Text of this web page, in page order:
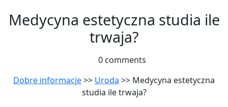
Medycyna estetyczna studia ile
trwaja?
0 comments
Dobre informacje>> Uroda >> Medycyna estetyczna
studia ile trwaja?